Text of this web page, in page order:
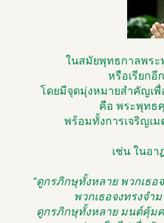
ในสมัยพุทธกาลพร
หรือเรียกอี
โดยมีจุดมุ่งหมายสำคัญเ
คือ พระพุทธ
พร้อมทั้งการเจริญเ
เช่น ในอ
“ดูกรภิกษุทั้งหลาย พวกเธ
พวกเธอจงทรงจำ
ดูกรภิกษุทั้งหลาย มนต์คุ้ม